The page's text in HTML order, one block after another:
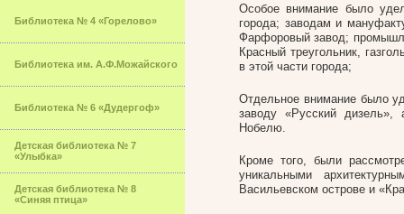
Библиотека № 4 «Горелово»
Библиотека им. А.Ф.Можайского
Библиотека № 6 «Дудергоф»
Детская библиотека № 7
«Улыбка»
Детская библиотека № 8
«Синяя птица»
Особое внимание было
города; заводам и
Фарфоровый завод;
Красный треугольник,
в этой части города;
Отдельное внимание было
заводу «Русский
Нобелю.
Кроме того, были
уникальными
Васильевском острове и